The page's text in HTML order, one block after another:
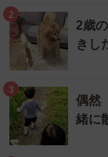
2
2歳
きし
3
偶然
緒に